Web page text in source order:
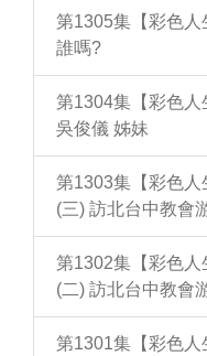
第1305集【彩色人
誰嗎?
第1304集【彩色人
吳俊儀 姊妹
第1303集【彩色
(三) 訪北台中教會
第1302集【彩色
(二) 訪北台中教會
第1301集【彩色